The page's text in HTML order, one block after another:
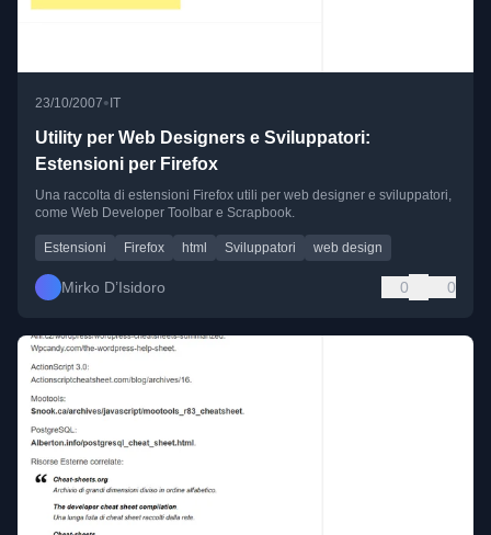
23/10/2007• IT
Utility per Web Designers e Sviluppatori:
Estensioni per Firefox
Una raccolta di estensioni Firefox utili per web designer e sviluppatori,
come Web Developer Toolbar e Scrapbook.
Estensioni Firefox html Sviluppatori web design
Mirko D’Isidoro 0 0